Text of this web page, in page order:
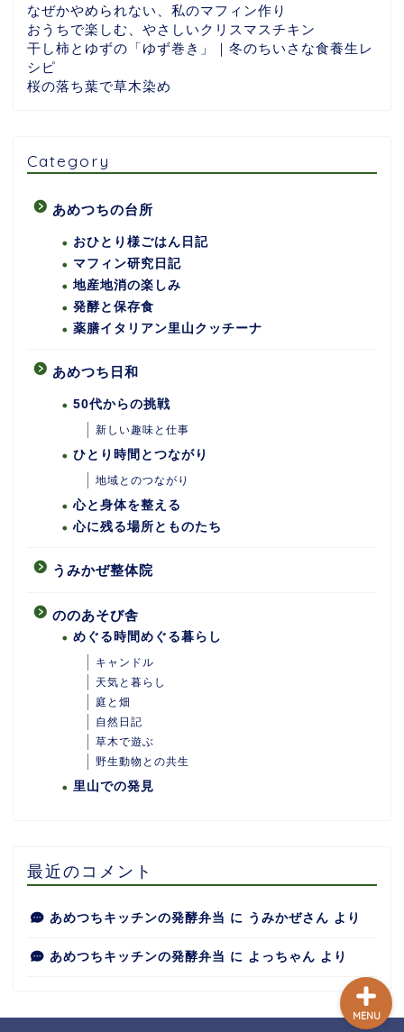
なぜかやめられない、私のマフィン作り
おうちで楽しむ、やさしいクリスマスチキン
干し柿とゆずの「ゆず巻き」｜冬のちいさな食養生レ
シピ
桜の落ち葉で草木染め
Category
あめつちの台所
おひとり様ごはん日記
マフィン研究日記
地産地消の楽しみ
発酵と保存食
薬膳イタリアン里山クッチーナ
あめつち日和
50代からの挑戦
新しい趣味と仕事
ひとり時間とつながり
地域とのつながり
心と身体を整える
心に残る場所とものたち
うみかぜ整体院
ののあそび舎
めぐる時間めぐる暮らし
キャンドル
天気と暮らし
庭と畑
自然日記
草木で遊ぶ
野生動物との共生
里山での発見
最近のコメント
あめつちキッチンの発酵弁当 に うみかぜさん より
あめつちキッチンの発酵弁当 に よっちゃん より
MENU